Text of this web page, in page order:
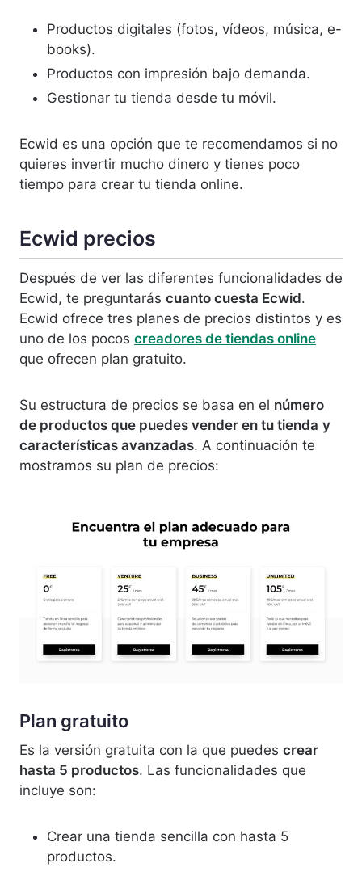
Productos digitales (fotos, vídeos, música, e-
books).
Productos con impresión bajo demanda.
Gestionar tu tienda desde tu móvil.
Ecwid es una opción que te recomendamos si no
quieres invertir mucho dinero y tienes poco
tiempo para crear tu tienda online.
Ecwid precios
Después de ver las diferentes funcionalidades de
Ecwid, te preguntarás cuanto cuesta Ecwid.
Ecwid ofrece tres planes de precios distintos y es
uno de los pocos creadores de tiendas online
que ofrecen plan gratuito.
Su estructura de precios se basa en el número
de productos que puedes vender en tu tienda y
características avanzadas. A continuación te
mostramos su plan de precios:
Plan gratuito
Es la versión gratuita con la que puedes crear
hasta 5 productos. Las funcionalidades que
incluye son:
Crear una tienda sencilla con hasta 5
productos.